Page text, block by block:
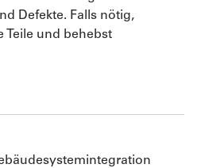
Defekte. Falls nötig,
Teile und behebst